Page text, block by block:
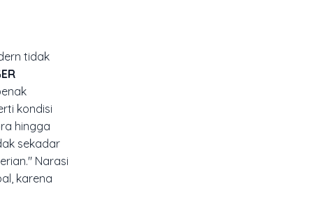
tidak
kondisi
hingga
sekadar
Narasi
karena